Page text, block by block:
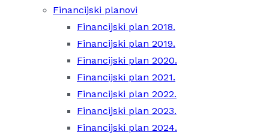
Financijski planovi
Financijski plan 2018.
Financijski plan 2019.
Financijski plan 2020.
Financijski plan 2021.
Financijski plan 2022.
Financijski plan 2023.
Financijski plan 2024.